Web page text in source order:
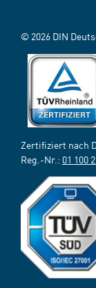
© 2026 DIN
Zertifiziert nach
Reg.-Nr.: 01 100